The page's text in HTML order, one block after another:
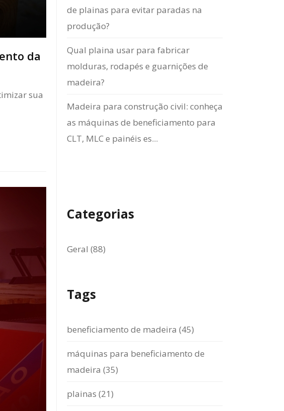
da
sua
de plainas para evitar paradas na
produção?
Qual plaina usar para fabricar
molduras, rodapés e guarnições de
madeira?
Madeira para construção civil: conheça
as máquinas de beneficiamento para
CLT, MLC e painéis es...
Categorias
Geral (88)
Tags
beneficiamento de madeira (45)
máquinas para beneficiamento de
madeira (35)
plainas (21)